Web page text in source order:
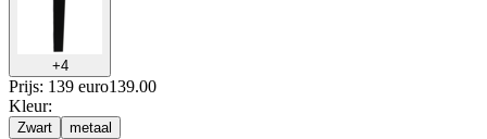
+4
Prijs: 139 euro139.00
Kleur:
Zwart metaal